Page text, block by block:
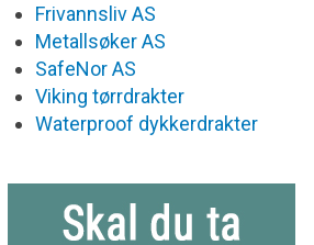
Frivannsliv AS
Metallsøker AS
SafeNor AS
Viking tørrdrakter
Waterproof dykkerdrakter